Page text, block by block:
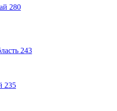
280
243
235